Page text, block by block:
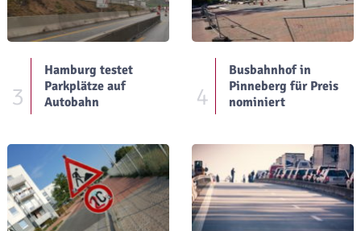
3
Hamburg testet
Parkplätze auf
Autobahn
4
Busbahnhof in
Pinneberg für Preis
nominiert